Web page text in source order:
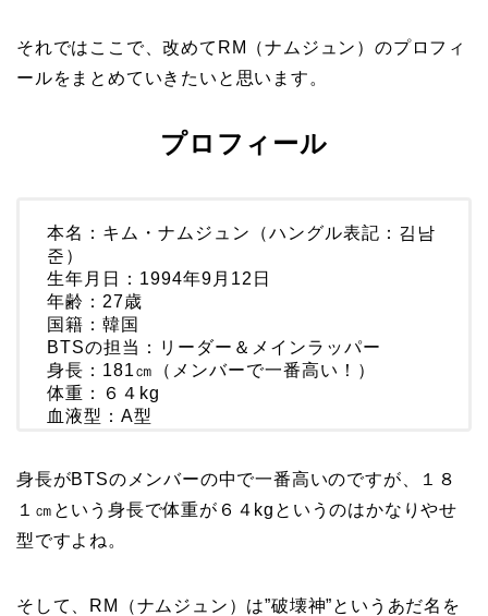
それではここで、改めてRM（ナムジュン）のプロフィ
ールをまとめていきたいと思います。
プロフィール
本名：キム・ナムジュン（ハングル表記：김남
준）
生年月日：1994年9月12日
年齢：27歳
国籍：韓国
BTSの担当：リーダー＆メインラッパー
身長：181㎝（メンバーで一番高い！）
体重：６４kg
血液型：A型
身長がBTSのメンバーの中で一番高いのですが、１８
１㎝という身長で体重が６４kgというのはかなりやせ
型ですよね。
そして、RM（ナムジュン）は”破壊神”というあだ名を